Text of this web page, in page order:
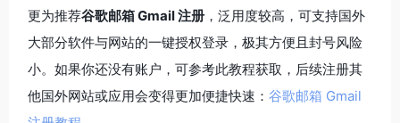
更为推荐谷歌邮箱 Gmail 注册 ，泛用度较高，可支持国外
大部分软件与网站的一键授权登录，极其方便且封号风险
小。如果你还没有账户，可参考此教程获取，后续注册其
他国外网站或应用会变得更加便捷快速： 谷歌邮箱 Gmail